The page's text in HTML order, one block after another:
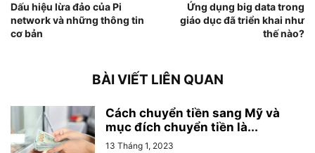
Dấu hiệu lừa đảo của Pi
network và những thông tin
cơ bản
Ứng dụng big data trong
giáo dục đã triển khai như
thế nào?
BÀI VIẾT LIÊN QUAN
Cách chuyển tiền sang Mỹ và
mục đích chuyển tiền là...
13 Tháng 1, 2023